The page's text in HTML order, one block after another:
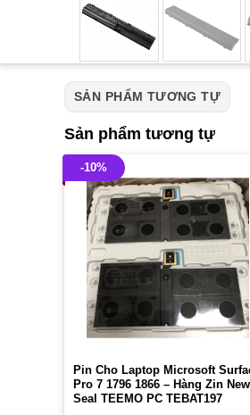
SẢN PHẨM TƯƠNG TỰ
Sản phẩm tương tự
-10%
Pin Cho Laptop Microsoft
Pro 7 1796 1866 – Hàng Zin New
Seal TEEMO PC TEBAT197